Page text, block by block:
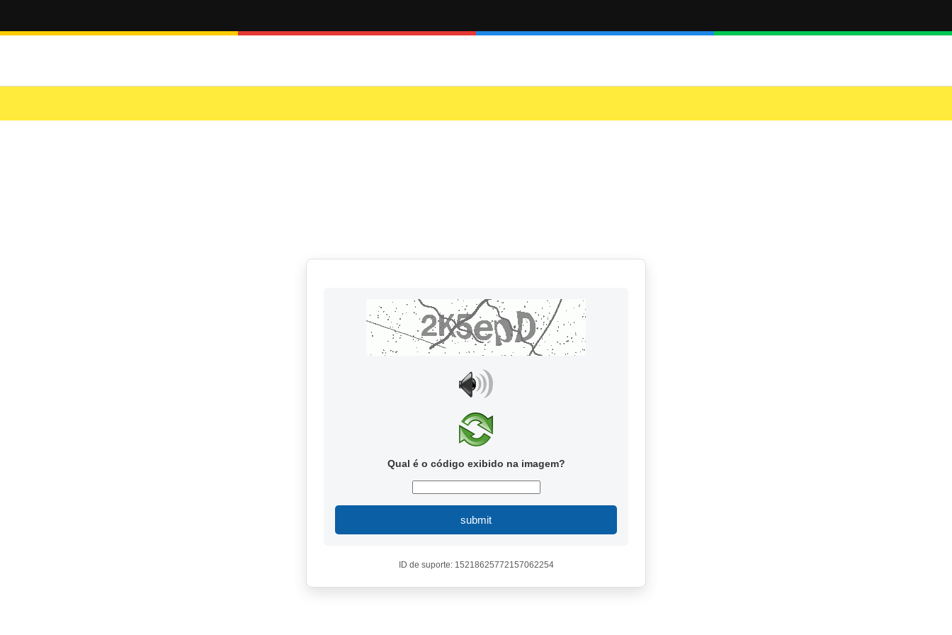
Qual é o código exibido na imagem?
submit
ID de suporte: 15218625772157062254